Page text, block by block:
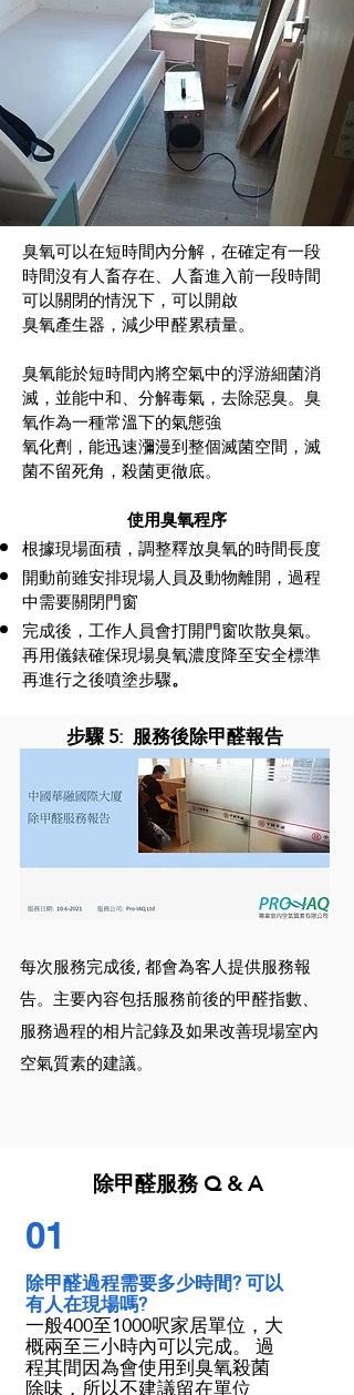
臭氧可以在短時間內分解，在確定有一段
時間沒有人畜存在、人畜進入前一段時間
可以關閉的情況下，可以開啟
臭氧產生器，減少甲醛累積量。
臭氧能於短時間內將空氣中的浮游細菌消
滅，並能中和、分解毒氣，去除惡臭。臭
氧作為一種常溫下的氣態強
氧化劑，能迅速瀰漫到整個滅菌空間，滅
菌不留死角，殺菌更徹底。
​使用臭氧程序
根據現場面積，調整釋放臭氧的時間長度
開動前雖安排現場人員及動物離開，過程
中需要關閉門窗
完成後，工作人員會打開門窗吹散臭氣。
再用儀錶確保現場臭氧濃度降至安全標準
再進行之後噴塗步驟。
步驟 5: 服務後除甲醛報告​
每次服務完成後, 都會為客人提供服務報
告。主要內容包括服務前後的甲醛指數、
服務過程的相片記錄及如果改善現場室內
空氣質素的建議。
01
除甲醛過程需要多少時間? 可以
有人在現場嗎?
一般400至1000呎家居單位，大
概兩至三小時內可以完成。 過
程其間因為會使用到臭氧殺菌
除甲醛服務 Q & A